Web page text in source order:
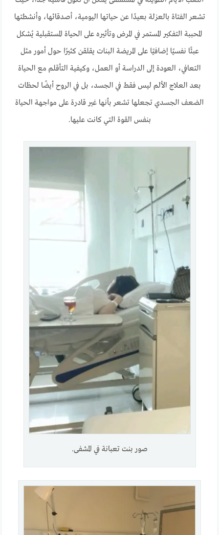
تشعر الفتاة بالعزلة بعيدًا عن حياتها اليومية، أصدقائها، وأنشطتها
المحببة التفكير المستمر في المرض وتأثيره على الحياة المستقبلية يُشكل
عبئًا نفسيًا إضافيًا على المريضة البنات يقلقن كثيرًا حول أمور مثل
التعافي، العودة إلى الدراسة أو العمل، وكيفية التأقلم مع الحياة
بعد العلاج الألم ليس فقط في الجسد، بل في الروح أيضًا لحظات
الضعف الجسدي تجعلها تشعر بأنها غير قادرة على مواجهة الحياة
بنفس القوة التي كانت عليها.
صور بنت تعبانة في المشفى.